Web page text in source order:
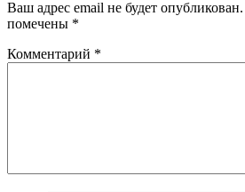
Ваш адрес email не будет опубликован.
помечены *
Комментарий *